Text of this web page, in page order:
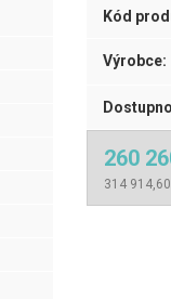
Kód
Výrobce:
260
314 914,60